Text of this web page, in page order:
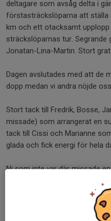
deltagare som avsåg delta i
förstasträckslöparna att ställa
km och ett otacksamt
sträckslöparnas tur. Segrande
Jonatan-Lina-Martin. Stort
Dagen avslutades med att de
dopp medan vi andra nöjde
Stort tack till Fredrik, Bosse,
missade) som arrangerat en
tack till Cissi och Marianne
glada och fick energi för hela
Ni som inte var där missade